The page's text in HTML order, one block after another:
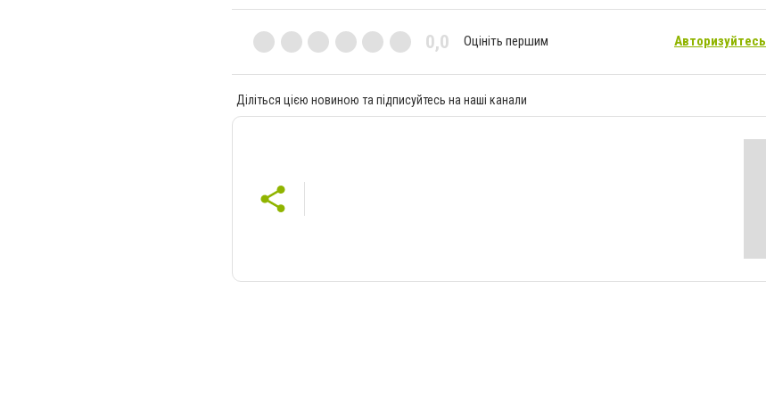
0,0 Оцініть першим Авторизуйтесь
Діліться цією новиною та підписуйтесь на наші канали